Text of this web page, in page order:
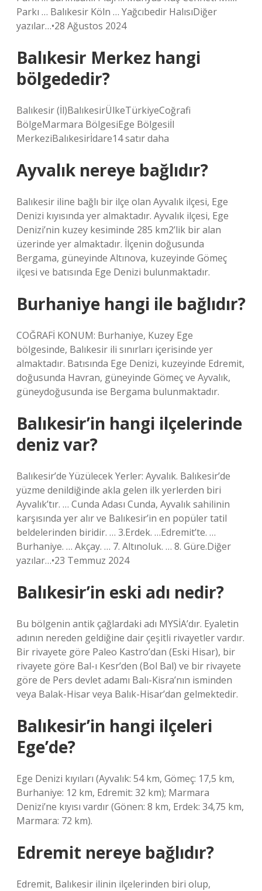
Parkı … Balıkesir Köln … Yağcıbedir HalısıDiğer
yazılar…•28 Ağustos 2024
Balıkesir Merkez hangi
bölgededir?
Balıkesir (İl)BalıkesirÜlkeTürkiyeCoğrafi
BölgeMarmara BölgesiEge Bölgesiİl
MerkeziBalıkesirİdare14 satır daha
Ayvalık nereye bağlıdır?
Balıkesir iline bağlı bir ilçe olan Ayvalık ilçesi, Ege
Denizi kıyısında yer almaktadır. Ayvalık ilçesi, Ege
Denizi’nin kuzey kesiminde 285 km2’lik bir alan
üzerinde yer almaktadır. İlçenin doğusunda
Bergama, güneyinde Altınova, kuzeyinde Gömeç
ilçesi ve batısında Ege Denizi bulunmaktadır.
Burhaniye hangi ile bağlıdır?
COĞRAFİ KONUM: Burhaniye, Kuzey Ege
bölgesinde, Balıkesir ili sınırları içerisinde yer
almaktadır. Batısında Ege Denizi, kuzeyinde Edremit,
doğusunda Havran, güneyinde Gömeç ve Ayvalık,
güneydoğusunda ise Bergama bulunmaktadır.
Balıkesir’in hangi ilçelerinde
deniz var?
Balıkesir’de Yüzülecek Yerler: Ayvalık. Balıkesir’de
yüzme denildiğinde akla gelen ilk yerlerden biri
Ayvalık’tır. … Cunda Adası Cunda, Ayvalık sahilinin
karşısında yer alır ve Balıkesir’in en popüler tatil
beldelerinden biridir. … 3.Erdek. …Edremit’te. …
Burhaniye. … Akçay. … 7. Altınoluk. … 8. Güre.Diğer
yazılar…•23 Temmuz 2024
Balıkesir’in eski adı nedir?
Bu bölgenin antik çağlardaki adı MYSİA’dır. Eyaletin
adının nereden geldiğine dair çeşitli rivayetler vardır.
Bir rivayete göre Paleo Kastro’dan (Eski Hisar), bir
rivayete göre Bal-ı Kesr’den (Bol Bal) ve bir rivayete
göre de Pers devlet adamı Balı-Kisra’nın isminden
veya Balak-Hisar veya Balık-Hisar’dan gelmektedir.
Balıkesir’in hangi ilçeleri
Ege’de?
Ege Denizi kıyıları (Ayvalık: 54 km, Gömeç: 17,5 km,
Burhaniye: 12 km, Edremit: 32 km); Marmara
Denizi’ne kıyısı vardır (Gönen: 8 km, Erdek: 34,75 km,
Marmara: 72 km).
Edremit nereye bağlıdır?
Edremit, Balıkesir ilinin ilçelerinden biri olup,